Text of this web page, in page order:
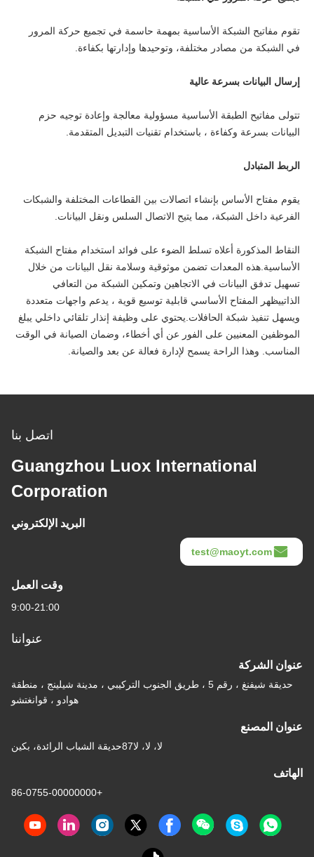
تقوم مفاتيح الشبكة الأساسية بمهمة حاسمة في تجميع حركة المرور
في الشبكة من مصادر مختلفة، وتوحيدها وإدارتها بكفاءة.
إرسال البيانات بسرعة عالية
تتولى مفاتيح الطبقة الأساسية مسؤولية معالجة وإعادة توجيه حزم
البيانات بسرعة وكفاءة ، باستخدام تقنيات التبديل المتقدمة.
الربط المتبادل
يقوم مفتاح الأساس بإنشاء اتصالات بين القطاعات المختلفة والشبكات
الفرعية داخل الشبكة، مما يتيح الاتصال السلس ونقل البيانات.
النقاط المذكورة أعلاه تسلط الضوء على فوائد استخدام مفتاح الشبكة
الأساسية.هذه المعدات تضمن موثوقية وسلامة نقل البيانات من خلال
تسهيل تدفق البيانات في الاتجاهين وتمكين الشبكة من التعافي
الذاتييظهر المفتاح الأساسي قابلية توسيع قوية ، يدعم واجهات متعددة
ويسهل تنفيذ شبكة الحافلات.يحتوي على وظيفة إنذار تلقائي داخلي يبلغ
الموظفين المعنيين على الفور عن أي أخطاء، وضمان الصيانة في الوقت
المناسب. وهذا الراحة يسمح لإدارة فعالة عن بعد والصيانة.
اتصل بنا
Guangzhou Luox International
Corporation
البريد الإلكتروني
test@maoyt.com
وقت العمل
9:00-21:00
عنواننا
عنوان الشركة
حديقة شيفنغ ، رقم 5 ، طريق الجنوب التركيبي ، مدينة شيلينج ، منطقة
هوادو ، قوانغتشو
عنوان المصنع
لا، لا، لا87حديقة الشباب الرائدة، بكين
الهاتف
+86-0755-00000000